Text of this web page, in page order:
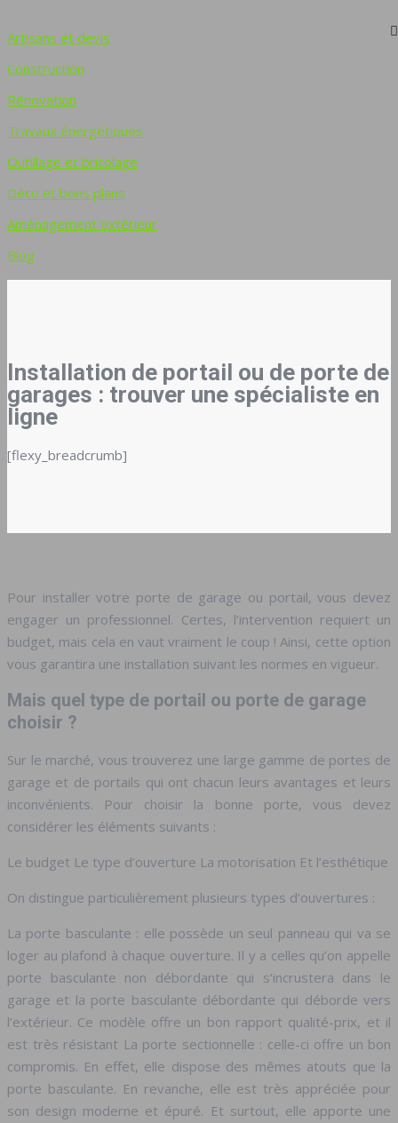
Artisans et devis
Construction
Rénovation
Travaux énergétiques
Outillage et bricolage
Déco et bons plans
Aménagement extérieur
Blog
Installation de portail ou de porte de
garages : trouver une spécialiste en
ligne
[flexy_breadcrumb]
Pour installer votre porte de garage ou portail, vous devez
engager un professionnel. Certes, l’intervention requiert un
budget, mais cela en vaut vraiment le coup ! Ainsi, cette option
vous garantira une installation suivant les normes en vigueur.
Mais quel type de portail ou porte de garage
choisir ?
Sur le marché, vous trouverez une large gamme de portes de
garage et de portails qui ont chacun leurs avantages et leurs
inconvénients. Pour choisir la bonne porte, vous devez
considérer les éléments suivants :
Le budget Le type d’ouverture La motorisation Et l’esthétique
On distingue particulièrement plusieurs types d’ouvertures :
La porte basculante : elle possède un seul panneau qui va se
loger au plafond à chaque ouverture. Il y a celles qu’on appelle
porte basculante non débordante qui s’incrustera dans le
garage et la porte basculante débordante qui déborde vers
l’extérieur. Ce modèle offre un bon rapport qualité-prix, et il
est très résistant La porte sectionnelle : celle-ci offre un bon
compromis. En effet, elle dispose des mêmes atouts que la
porte basculante. En revanche, elle est très appréciée pour
son design moderne et épuré. Et surtout, elle apporte une